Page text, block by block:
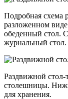
Подробная схема
разложенном
обеденный стол.
журнальный стол.
Раздвижной
столешницы.
для хранения.